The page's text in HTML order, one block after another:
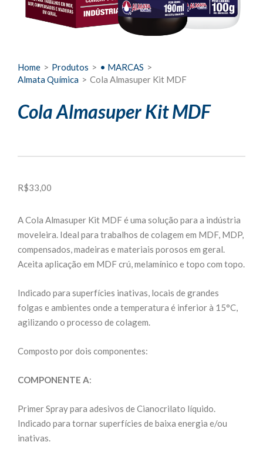
Home > Produtos > • MARCAS >
Almata Química > Cola Almasuper Kit MDF
Cola Almasuper Kit MDF
R$33,00
A Cola Almasuper Kit MDF é uma solução para a indústria
moveleira. Ideal para trabalhos de colagem em MDF, MDP,
compensados, madeiras e materiais porosos em geral.
Aceita aplicação em MDF crú, melamínico e topo com topo.
Indicado para superfícies inativas, locais de grandes
folgas e ambientes onde a temperatura é inferior à 15°C,
agilizando o processo de colagem.
Composto por dois componentes:
COMPONENTE A:
Primer Spray para adesivos de Cianocrilato líquido.
Indicado para tornar superfícies de baixa energia e/ou
inativas.